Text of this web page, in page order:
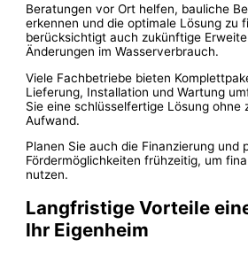
Beratungen vor Ort helfen, bauliche
erkennen und die optimale Lösung zu
berücksichtigt auch zukünftige
Änderungen im Wasserverbrauch.
Viele Fachbetriebe bieten
Lieferung, Installation und Wartung
Sie eine schlüsselfertige Lösung ohne
Aufwand.
Planen Sie auch die Finanzierung und
Fördermöglichkeiten frühzeitig, um
nutzen.
Langfristige Vorteile
Ihr Eigenheim